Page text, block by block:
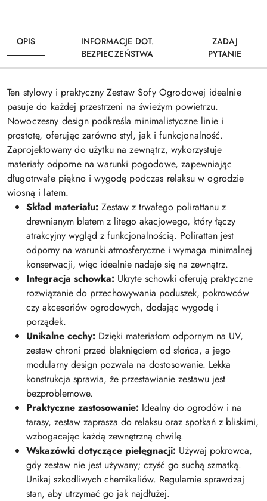
OPIS
INFORMACJE DOT.
BEZPIECZEŃSTWA
ZADAJ
PYTANIE
Ten stylowy i praktyczny Zestaw Sofy Ogrodowej idealnie
pasuje do każdej przestrzeni na świeżym powietrzu.
Nowoczesny design podkreśla minimalistyczne linie i
prostotę, oferując zarówno styl, jak i funkcjonalność.
Zaprojektowany do użytku na zewnątrz, wykorzystuje
materiały odporne na warunki pogodowe, zapewniając
długotrwałe piękno i wygodę podczas relaksu w ogrodzie
wiosną i latem.
Skład materiału: Zestaw z trwałego polirattanu z
drewnianym blatem z litego akacjowego, który łączy
atrakcyjny wygląd z funkcjonalnością. Polirattan jest
odporny na warunki atmosferyczne i wymaga minimalnej
konserwacji, więc idealnie nadaje się na zewnątrz.
Integracja schowka: Ukryte schowki oferują praktyczne
rozwiązanie do przechowywania poduszek, pokrowców
czy akcesoriów ogrodowych, dodając wygodę i
porządek.
Unikalne cechy: Dzięki materiałom odpornym na UV,
zestaw chroni przed blaknięciem od słońca, a jego
modularny design pozwala na dostosowanie. Lekka
konstrukcja sprawia, że przestawianie zestawu jest
bezproblemowe.
Praktyczne zastosowanie: Idealny do ogrodów i na
tarasy, zestaw zaprasza do relaksu oraz spotkań z bliskimi,
wzbogacając każdą zewnętrzną chwilę.
Wskazówki dotyczące pielęgnacji: Używaj pokrowca,
gdy zestaw nie jest używany; czyść go suchą szmatką.
Unikaj szkodliwych chemikaliów. Regularnie sprawdzaj
stan, aby utrzymać go jak najdłużej.